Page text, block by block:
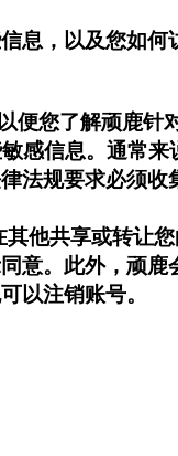
息，以及您如何
您了解顽鹿针
感信息。通常
法规要求必须
他共享或转让
意。此外，顽鹿
以注销账号。